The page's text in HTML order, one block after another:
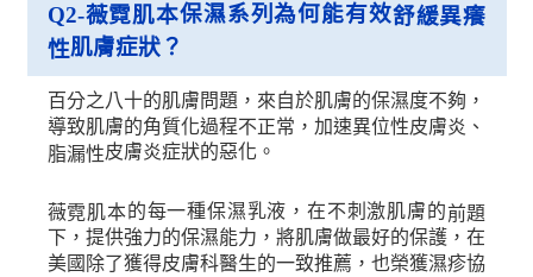
Q2-薇霓肌本保濕系列為何能有效舒緩異癢
性肌膚症狀？
百分之八十的肌膚問題，來自於肌膚的保濕度不夠，
導致肌膚的角質化過程不正常，加速異位性皮膚炎、
脂漏性皮膚炎症狀的惡化。
薇霓肌本的每一種保濕乳液，在不刺激肌膚的前題
下，提供強力的保濕能力，將肌膚做最好的保護，在
美國除了獲得皮膚科醫生的一致推薦，也榮獲濕疹協